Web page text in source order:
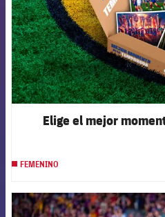
Elige el mejor
FEMENINO